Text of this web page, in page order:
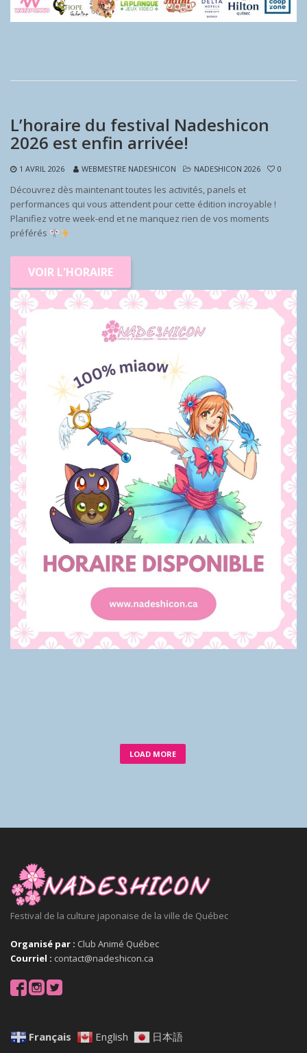
L’horaire du festival Nadeshicon
2026 est enfin arrivée!
1 AVRIL 2026 WEBMESTRE NADESHICON NADESHICON 2026 0
Découvrez dès maintenant toutes les activités, panels et
performances qui vous attendent pour cette édition incroyable !
Planifiez votre week-end et ne manquez rien de vos moments
préférés
VOIR L'HORAIRE
LOAD MORE
Festival de la culture japonaise de la ville de Québec
Organisé par : Club Animé Québec
Courriel : contact@nadeshicon.ca
Français English 日本語